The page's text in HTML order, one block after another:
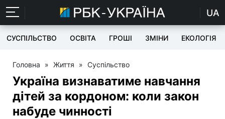
UA
СУСПІЛЬСТВО ОСВІТА ГРОШІ ЗМІНИ ЕКОЛОГІЯ
Головна » Життя » Суспільство
Україна визнаватиме навчання
дітей за кордоном: коли закон
набуде чинності